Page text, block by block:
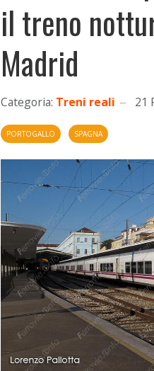
il treno
Madrid
Categoria: Treni reali 21
PORTOGALLO SPAGNA